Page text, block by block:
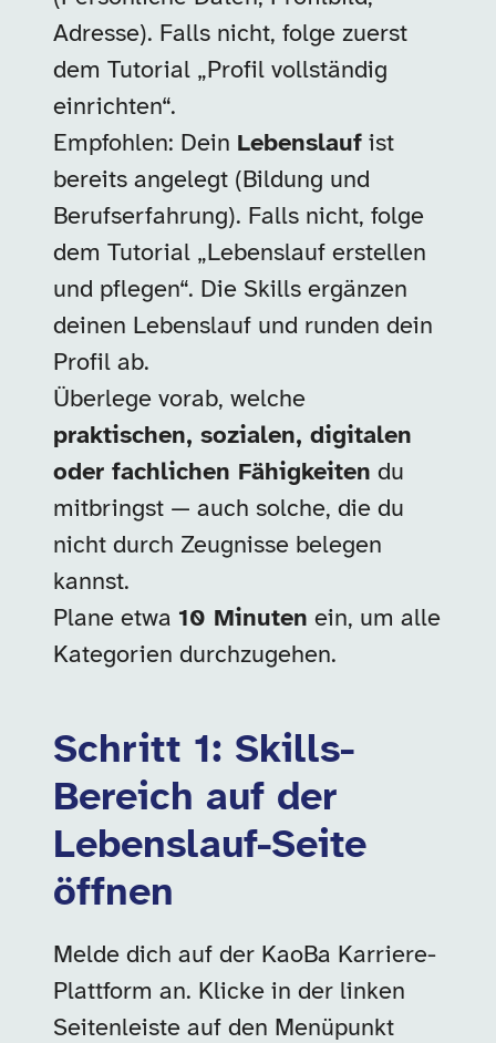
Adresse). Falls nicht, folge zuerst
dem Tutorial „Profil vollständig
einrichten“.
Empfohlen: Dein Lebenslauf ist
bereits angelegt (Bildung und
Berufserfahrung). Falls nicht, folge
dem Tutorial „Lebenslauf erstellen
und pflegen“. Die Skills ergänzen
deinen Lebenslauf und runden dein
Profil ab.
Überlege vorab, welche
praktischen, sozialen, digitalen
oder fachlichen Fähigkeiten du
mitbringst — auch solche, die du
nicht durch Zeugnisse belegen
kannst.
Plane etwa 10 Minuten ein, um alle
Kategorien durchzugehen.
Schritt 1: Skills-
Bereich auf der
Lebenslauf-Seite
öffnen
Melde dich auf der KaoBa Karriere-
Plattform an. Klicke in der linken
Seitenleiste auf den Menüpunkt